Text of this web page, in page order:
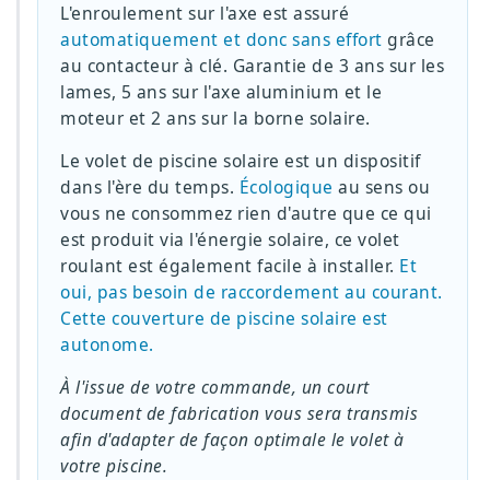
L'enroulement sur l'axe est assuré
automatiquement et donc sans effort grâce
au contacteur à clé. Garantie de 3 ans sur les
lames, 5 ans sur l'axe aluminium et le
moteur et 2 ans sur la borne solaire.
Le volet de piscine solaire est un dispositif
dans l'ère du temps. Écologique au sens ou
vous ne consommez rien d'autre que ce qui
est produit via l'énergie solaire, ce volet
roulant est également facile à installer. Et
oui, pas besoin de raccordement au courant.
Cette couverture de piscine solaire est
autonome.
À l'issue de votre commande, un court
document de fabrication vous sera transmis
afin d'adapter de façon optimale le volet à
votre piscine.